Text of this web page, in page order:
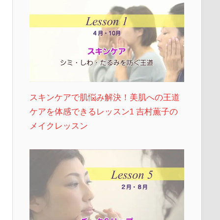
スキンケアで肌悩み解決！美肌への王道
ケアを体感できるレッスン1 吉村薫子の
メイクレッスン